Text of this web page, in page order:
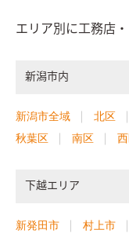
エリア別に工務店
新潟市内
新潟市全域 北区
秋葉区
南区
下越エリア
新発田市 村上市